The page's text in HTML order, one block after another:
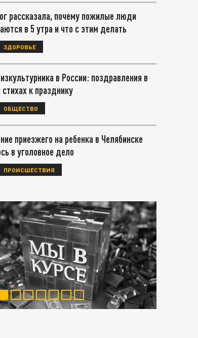
рассказала, почему пожилые люди
в 5 утра и что с этим делать
ЗДОРОВЬЕ
в России: поздравления в
стихах к празднику
ОБЩЕСТВО
приезжего на ребенка в Челябинске
в уголовное дело
ПРОИСШЕСТВИЯ